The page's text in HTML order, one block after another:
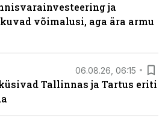
ja
võimalusi, aga ära armu
06.08.26, 06:15
Tallinnas ja Tartus eriti